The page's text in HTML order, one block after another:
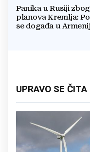
Panika u Rusiji
planova Kremlja:
se događa u
UPRAVO SE ČITA